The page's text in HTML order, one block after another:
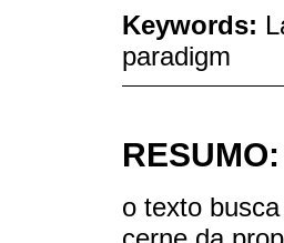
Keywords:
paradigm
RESUMO:
o texto